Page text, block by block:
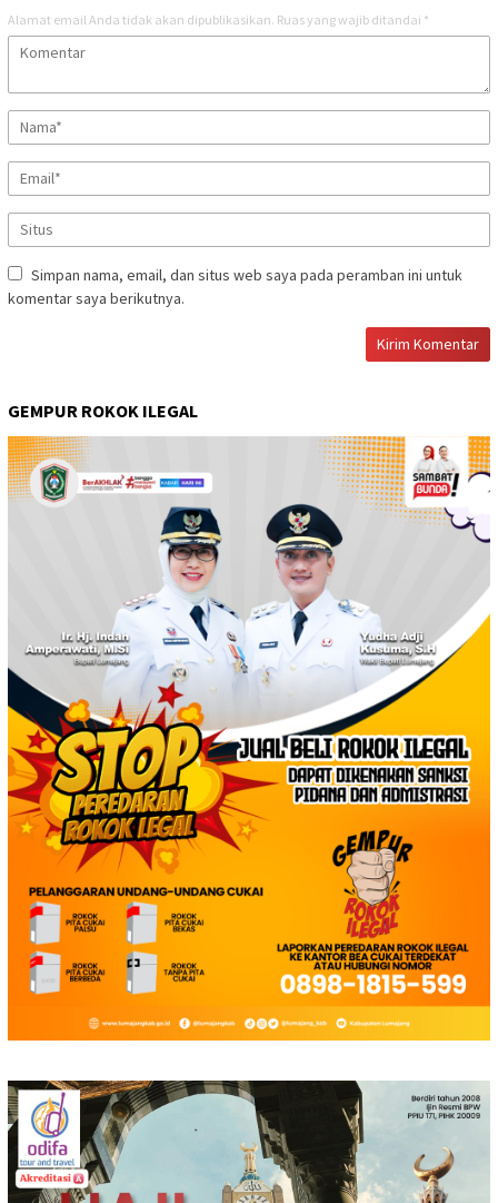
Alamat email Anda tidak akan dipublikasikan. Ruas yang wajib ditandai *
Simpan nama, email, dan situs web saya pada peramban ini untuk
komentar saya berikutnya.
GEMPUR ROKOK ILEGAL